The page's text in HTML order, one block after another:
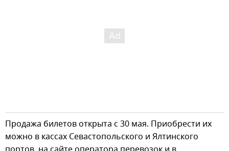
Продажа билетов открыта с 30 мая. Приобрести их
можно в кассах Севастопольского и Ялтинского